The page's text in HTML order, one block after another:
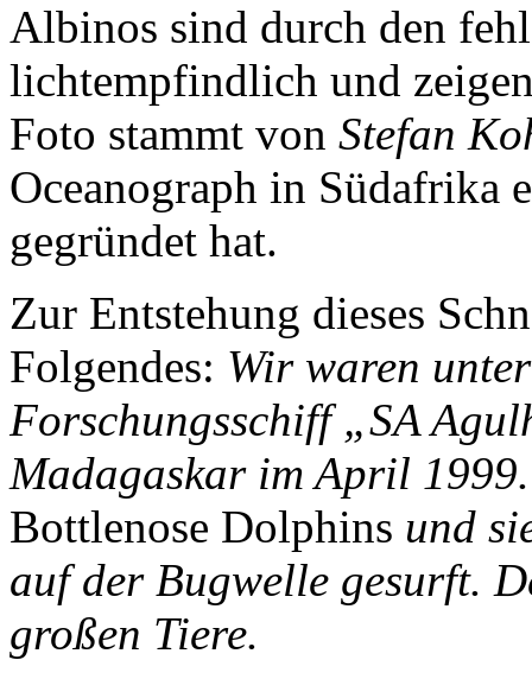
Albinos sind durch den
lichtempfindlich und
Foto stammt von Stefan
Oceanograph in Südafrika
gegründet hat.
Zur Entstehung dieses
Folgendes: Wir waren
Forschungsschiff „SA
Madagaskar im April
Bottlenose Dolphins und
auf der Bugwelle gesurft.
großen Tiere.